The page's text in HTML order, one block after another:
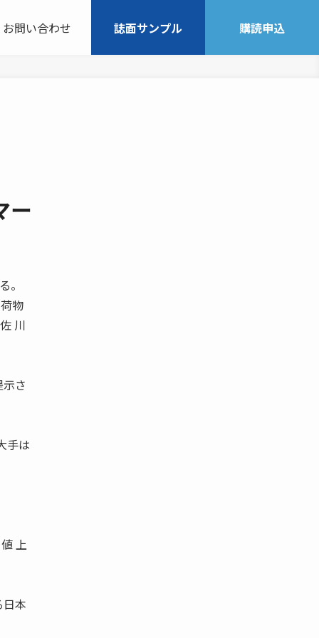
お問い合わせ 誌面サンプル 購読申込
ー
。
物
川
さ
手は
上
本